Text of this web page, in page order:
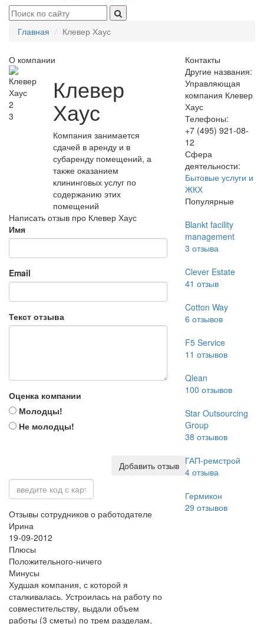
Главная Клевер Хаус
О компании
2
3
Клевер
Хаус
Компания занимается
сдачей в аренду и в
субаренду помещений, а
также оказанием
клининговых услуг по
содержанию этих
помещений
Написать отзыв про Клевер Хаус
Имя
Email
Текст отзыва
Оценка компании
Молодцы!
Не молодцы!
Добавить отзыв
Отзывы сотрудников о работодателе
Ирина
19-09-2012
Плюсы
Положительного-ничего
Минусы
Худшая компания, с которой я
сталкивалась. Устроилась на работу по
совместительству, выдали объем
работы (3 сметы) по трем разделам,
Контакты
Другие названия:
Управляющая
компания Клевер
Хаус
Телефоны:
+7 (495) 921-08-
12
Сфера
деятельности:
Бытовые услуги и
ЖКХ
Популярные
Blankt facility
management
3 отзыва
Clever Estate
41 отзыв
Cotton Way
6 отзывов
F5 Service
11 отзывов
Qlean
100 отзывов
Star Outsourcing
Group
38 отзывов
ГАП-ремстрой
4отзыва
Гермикон
29 отзывов